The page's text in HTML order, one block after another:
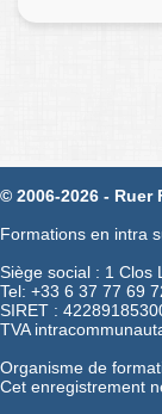
© 2006-2026 -
Formations en intra
Siège social : 1 Clos
Tel: +33 6 37 77 69
SIRET :
TVA
Organisme de
Cet enregistrement